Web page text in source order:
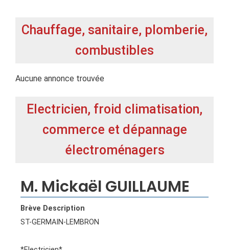
Chauffage, sanitaire, plomberie,
combustibles
Aucune annonce trouvée
Electricien, froid climatisation,
commerce et dépannage
électroménagers
M. Mickaël GUILLAUME
Brève Description
ST-GERMAIN-LEMBRON